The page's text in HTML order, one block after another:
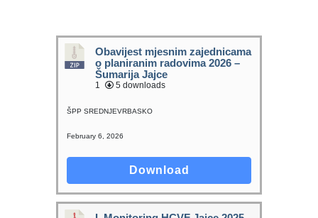
Obavijest mjesnim zajednicama
o planiranim radovima 2026 –
Šumarija Jajce
1 5 downloads
ŠPP SREDNJEVRBASKO
February 6, 2026
Download